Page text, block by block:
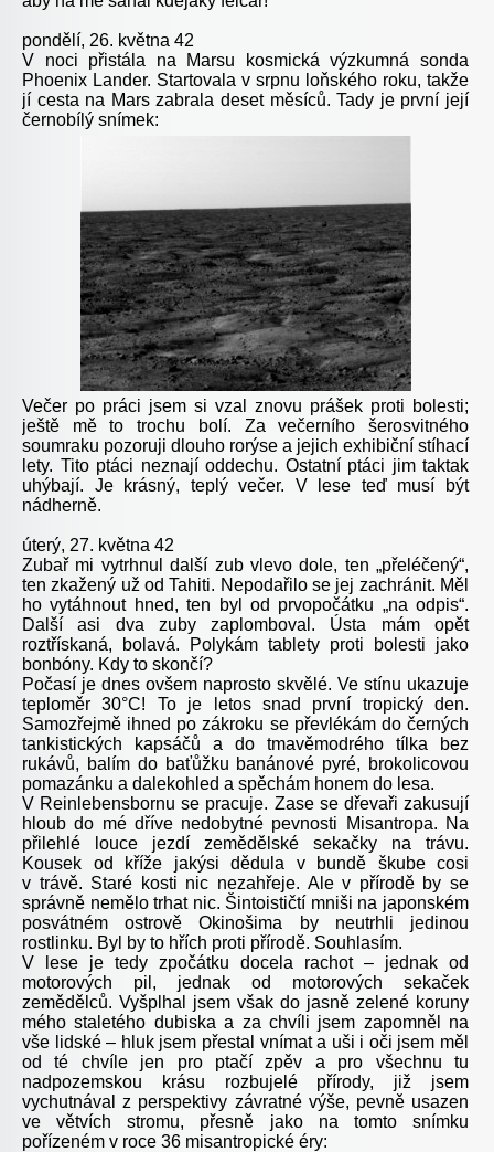
pondělí, 26. května 42
V noci přistála na Marsu kosmická výzkumná sonda
Phoenix Lander. Startovala v srpnu loňského roku, takže
jí cesta na Mars zabrala deset měsíců. Tady je první její
černobílý snímek:
Večer po práci jsem si vzal znovu prášek proti bolesti;
ještě mě to trochu bolí. Za večerního šerosvitného
soumraku pozoruji dlouho rorýse a jejich exhibiční stíhací
lety. Tito ptáci neznají oddechu. Ostatní ptáci jim taktak
uhýbají. Je krásný, teplý večer. V lese teď musí být
nádherně.
úterý, 27. května 42
Zubař mi vytrhnul další zub vlevo dole, ten „přeléčený“,
ten zkažený už od Tahiti. Nepodařilo se jej zachránit. Měl
ho vytáhnout hned, ten byl od prvopočátku „na odpis“.
Další asi dva zuby zaplomboval. Ústa mám opět
roztřískaná, bolavá. Polykám tablety proti bolesti jako
bonbóny. Kdy to skončí?
Počasí je dnes ovšem naprosto skvělé. Ve stínu ukazuje
teploměr 30°C! To je letos snad první tropický den.
Samozřejmě ihned po zákroku se převlékám do černých
tankistických kapsáčů a do tmavěmodrého tílka bez
rukávů, balím do baťůžku banánové pyré, brokolicovou
pomazánku a dalekohled a spěchám honem do lesa.
V Reinlebensbornu se pracuje. Zase se dřevaři zakusují
hloub do mé dříve nedobytné pevnosti Misantropa. Na
přilehlé louce jezdí zemědělské sekačky na trávu.
Kousek od kříže jakýsi dědula v bundě škube cosi
v trávě. Staré kosti nic nezahřeje. Ale v přírodě by se
správně nemělo trhat nic. Šintoističtí mniši na japonském
posvátném ostrově Okinošima by neutrhli jedinou
rostlinku. Byl by to hřích proti přírodě. Souhlasím.
V lese je tedy zpočátku docela rachot – jednak od
motorových pil, jednak od motorových sekaček
zemědělců. Vyšplhal jsem však do jasně zelené koruny
mého staletého dubiska a za chvíli jsem zapomněl na
vše lidské – hluk jsem přestal vnímat a uši i oči jsem měl
od té chvíle jen pro ptačí zpěv a pro všechnu tu
nadpozemskou krásu rozbujelé přírody, již jsem
vychutnával z perspektivy závratné výše, pevně usazen
ve větvích stromu, přesně jako na tomto snímku
pořízeném v roce 36 misantropické éry: